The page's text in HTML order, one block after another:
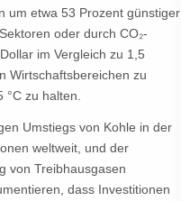
um etwa 53 Prozent günstiger
oder durch CO₂-
im Vergleich zu 1,5
Wirtschaftsbereichen zu
zu halten.
Umstiegs von Kohle in der
weltweit, und der
von Treibhausgasen
dass Investitionen